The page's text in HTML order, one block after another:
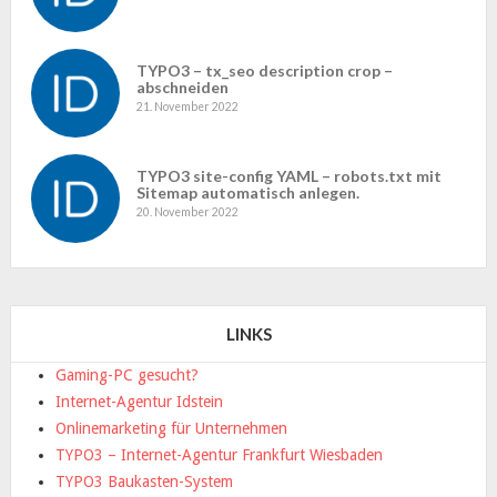
TYPO3 – tx_seo description crop –
abschneiden
21. November 2022
TYPO3 site-config YAML – robots.txt mit
Sitemap automatisch anlegen.
20. November 2022
LINKS
Gaming-PC gesucht?
Internet-Agentur Idstein
Onlinemarketing für Unternehmen
TYPO3 – Internet-Agentur Frankfurt Wiesbaden
TYPO3 Baukasten-System